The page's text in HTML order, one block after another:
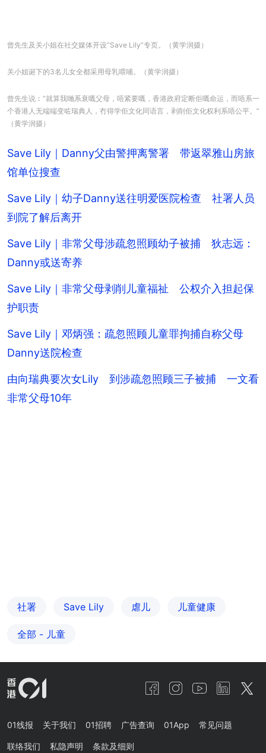
曾先生及关小姐在社交媒体开设“Save Lily”专页。（黄学润摄）
关小姐诞下的3名儿女全都采用母乳喂哺。（黄学润摄）
曾先生说︰“就算我哋系衰嘅父母，唔紧要嘅，香港政府定断佢嘅命运，而唔系一
个香港人无端端变咗瑞典人，冇得学佢文化同语言，剥削佢文化权利系唔公平。”
（黄学润摄）
Save Lily｜Danny父由警押离警署 带返翠雅山房旅
馆单位搜查
Save Lily｜幼子Danny送往明爱医院检查 社署人员
到院了解后离开
Save Lily｜非常父母涉疏忽照顾幼子被捕 狄志远：
Danny或送寄养
Save Lily｜非常父母剥削儿童福祉 公权介入担起保
护职责
Save Lily｜邓炳强：疏忽照顾儿童罪拘捕自称父母
Danny送院检查
由向瑞典要次女Lily 到涉疏忽照顾三子被捕 一文看
非常父母10年
社署 Save Lily 虐儿 儿童健康
全部 - 儿童
01线报 关于我们 01招聘 广告查询 01App 常见问题
联络我们 私隐声明 条款及细则